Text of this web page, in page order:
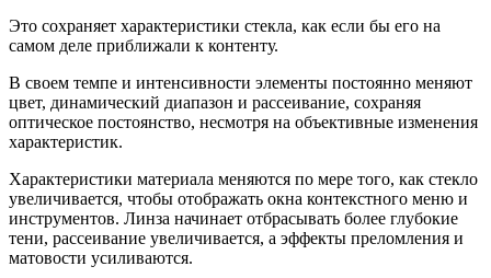
Это сохраняет характеристики стекла, как если бы его на
самом деле приближали к контенту.
В своем темпе и интенсивности элементы постоянно меняют
цвет, динамический диапазон и рассеивание, сохраняя
оптическое постоянство, несмотря на объективные изменения
характеристик.
Характеристики материала меняются по мере того, как стекло
увеличивается, чтобы отображать окна контекстного меню и
инструментов. Линза начинает отбрасывать более глубокие
тени, рассеивание увеличивается, а эффекты преломления и
матовости усиливаются.